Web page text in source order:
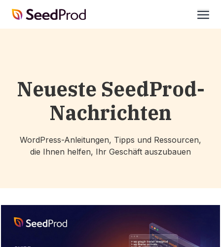
SeedProd
Neueste SeedProd-
Nachrichten
WordPress-Anleitungen, Tipps und Ressourcen,
die Ihnen helfen, Ihr Geschäft auszubauen